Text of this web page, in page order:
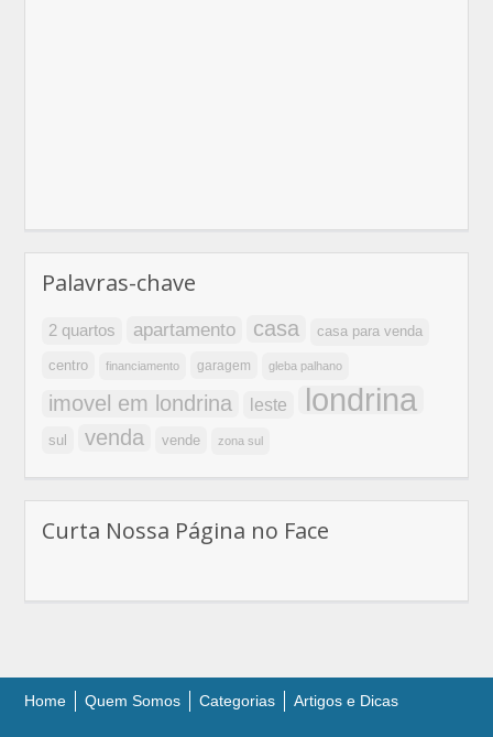
Palavras-chave
2 quartos apartamento casa casa para venda
centro financiamento garagem gleba palhano
imovel em londrina leste londrina
sul venda vende zona sul
Curta Nossa Página no Face
Home Quem Somos Categorias Artigos e Dicas